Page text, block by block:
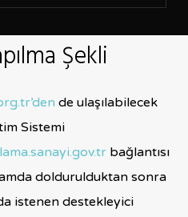
Şekli
de ulaşılabilecek
Sistemi
bağlantısı
doldurulduktan sonra
istenen destekleyici